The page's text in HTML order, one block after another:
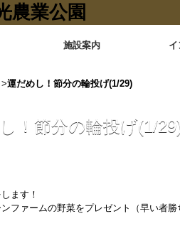
施設案内
>運だめし！節分の輪投げ(1/29)
！節分の輪投げ(1/
ます！
ファームの野菜をプレゼント（早い者勝